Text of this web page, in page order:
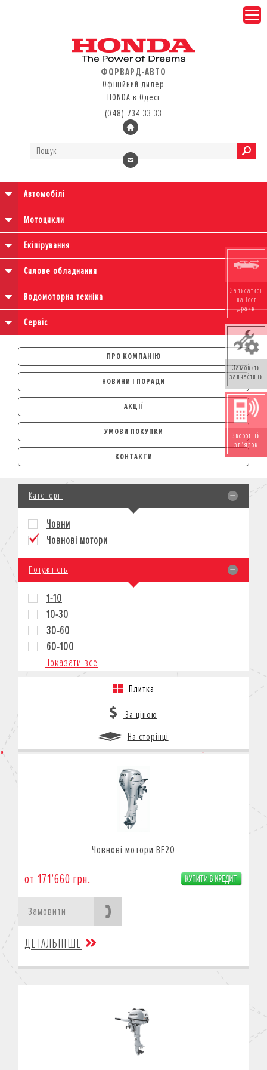
ФОРВАРД-АВТО
Офіційний дилер
HONDA в Одесі
(048) 734 33 33
Автомобілі
Мотоцикли
Екіпірування
Силове обладнання
Водомоторна техніка
Сервіс
ПРО КОМПАНІЮ
НОВИНИ І ПОРАДИ
АКЦІЇ
УМОВИ ПОКУПКИ
АВТОМОБІЛІ
ЛІЗИНГ
КРЕДИТ
СТРАХУВАННЯ
КОРПОРАТИВНИМ КЛІЄНТАМ
МОТОЦИКЛИ
СТРАХУВАННЯ
КОРПОРАТИВНИМ КЛІЄНТАМ
КОНТАКТИ
Записатись
на Тест
Драйв
Замовити
запчастини
Зворотній
зв'язок
Категорії
Човни
Човнові мотори
Потужність
1-10
10-30
30-60
60-100
Показати все
Плитка
За ціною
На сторінці
Човнові мотори BF20
от 171’660 грн.
Замовити
ДЕТАЛЬНІШЕ